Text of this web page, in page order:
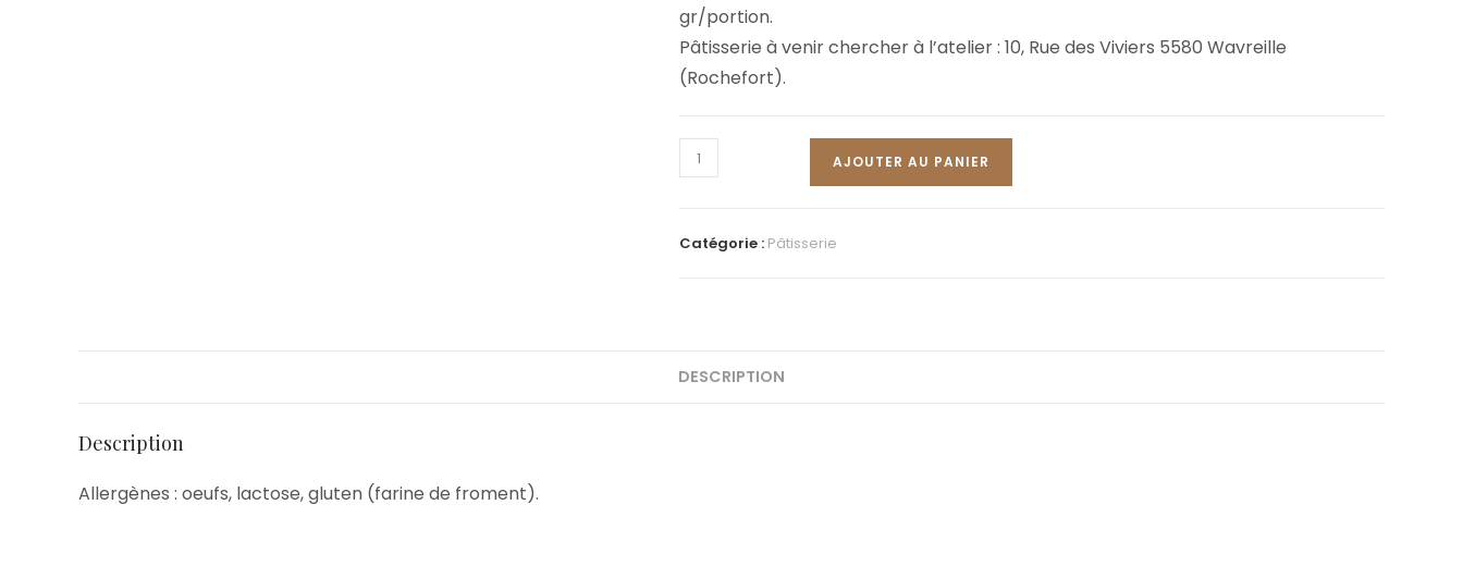
gr/portion.
Pâtisserie à venir chercher à l’atelier : 10, Rue des Viviers 5580 Wavreille
(Rochefort).
AJOUTER AU PANIER
Catégorie : Pâtisserie
DESCRIPTION
Description
Allergènes : oeufs, lactose, gluten (farine de froment).